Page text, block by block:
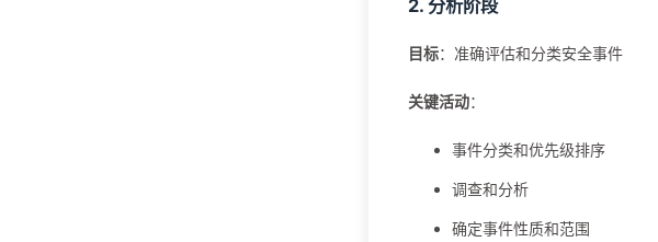
2. 分析阶段
目标：准确评估和分类安全事件
关键活动：
事件分类和优先级排序
调查和分析
确定事件性质和范围